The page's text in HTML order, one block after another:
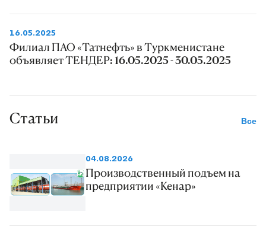
16.05.2025
Филиал ПАО «Татнефть» в Туркменистане
объявляет ТЕНДЕР: 16.05.2025 - 30.05.2025
Статьи Все
04.08.2026
Производственный подъем на
предприятии «Кенар»